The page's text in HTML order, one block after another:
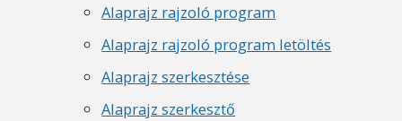
Alaprajz rajzoló program
Alaprajz rajzoló program letöltés
Alaprajz szerkesztése
Alaprajz szerkesztő